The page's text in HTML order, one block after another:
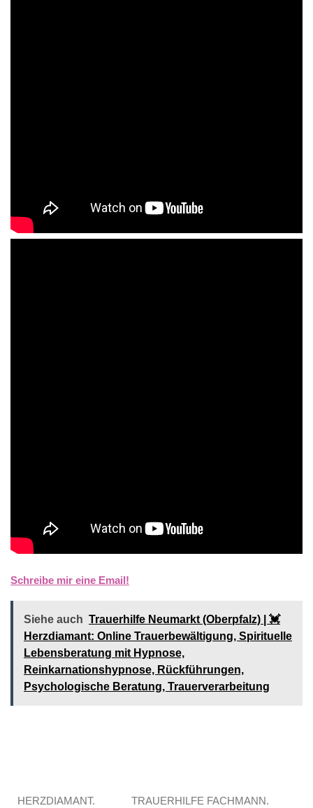
Schreibe mir eine Email!
Siehe auch Trauerhilfe Neumarkt (Oberpfalz) | 💓️️
Herzdiamant: Online Trauerbewältigung, Spirituelle
Lebensberatung mit Hypnose,
Reinkarnationshypnose, Rückführungen,
Psychologische Beratung, Trauerverarbeitung
HERZDIAMANT. TRAUERHILFE FACHMANN.